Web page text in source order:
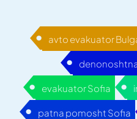
avto evakuator
evakuator Sofia
patna pomosht Sofia